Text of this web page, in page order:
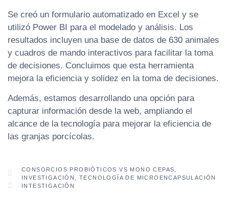
Se creó un formulario automatizado en Excel y se
utilizó Power BI para el modelado y análisis. Los
resultados incluyen una base de datos de 630 animales
y cuadros de mando interactivos para facilitar la toma
de decisiones. Concluimos que esta herramienta
mejora la eficiencia y solidez en la toma de decisiones.
Además, estamos desarrollando una opción para
capturar información desde la web, ampliando el
alcance de la tecnología para mejorar la eficiencia de
las granjas porcícolas.
CONSORCIOS PROBIÓTICOS VS MONO CEPAS
INVESTIGACIÓN
,TECNOLOGÍA DE MICROENCAPSULACIÓN
INTESTIGACIÓN